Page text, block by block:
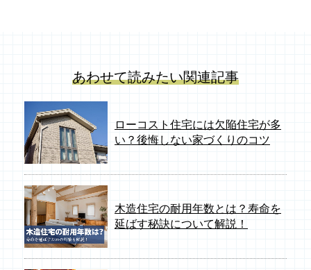
あわせて読みたい関連記事
ローコスト住宅には欠陥住宅が多
い？後悔しない家づくりのコツ
木造住宅の耐用年数とは？寿命を
延ばす秘訣について解説！